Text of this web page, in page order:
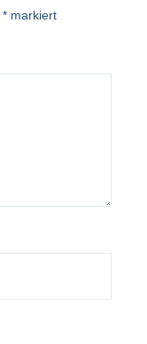
* markiert